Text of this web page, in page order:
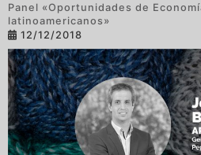
Panel «Oportunidades de
latinoamericanos»
12/12/2018